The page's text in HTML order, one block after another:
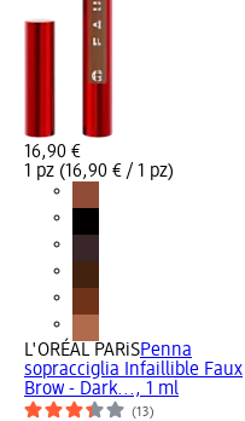
16,90 €
1 pz (16,90 € / 1 pz)
L'ORÉAL PARiSPenna
sopracciglia Infaillible Faux
Brow - Dark..., 1 ml
(13)